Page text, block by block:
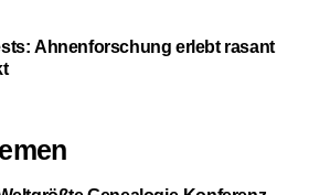
Ahnenforschung erlebt rasant